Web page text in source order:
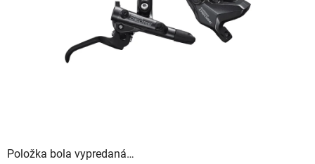
Položka bola vypredaná…